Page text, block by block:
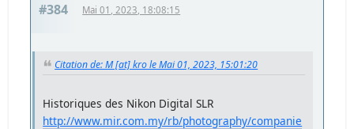
#384 Mai 01, 2023, 18:08:15
Citation de: M [at] kro le Mai 01, 2023, 15:01:20
Historiques des Nikon Digital SLR
http://www.mir.com.my/rb/photography/companie